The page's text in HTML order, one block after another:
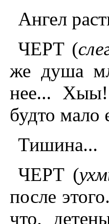
Ангел
ЧЕРТ (
же душа
нее...
будто мало
Тишина...
ЧЕРТ (
после
что,